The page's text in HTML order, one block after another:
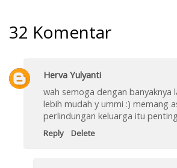
32 Komentar
Herva Yulyanti
wah semoga dengan banyaknya
lebih mudah y ummi :) memang
perlindungan keluarga itu penting
Reply Delete